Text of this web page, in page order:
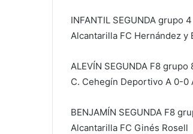
INFANTIL SEGUNDA grupo 4
Alcantarilla FC Hernández
ALEVÍN SEGUNDA F8 grupo
C. Cehegín Deportivo A 0-0
BENJAMÍN SEGUNDA F8
Alcantarilla FC Ginés Rosell